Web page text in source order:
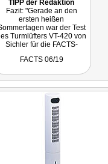
TIPP der Redaktion
Fazit: "Gerade an den
ersten heißen
war der Test
Turmlüfters VT-420 von
Sichler für die FACTS-
Wohltat, denn das Gerät
für eine willkommene
zudem schnell
betriebsbereit, einfach zu
bedienen und sieht
obendrein noch gut aus -
und das alles zu einem
vernünftigen Preis."
FACTS 06/19